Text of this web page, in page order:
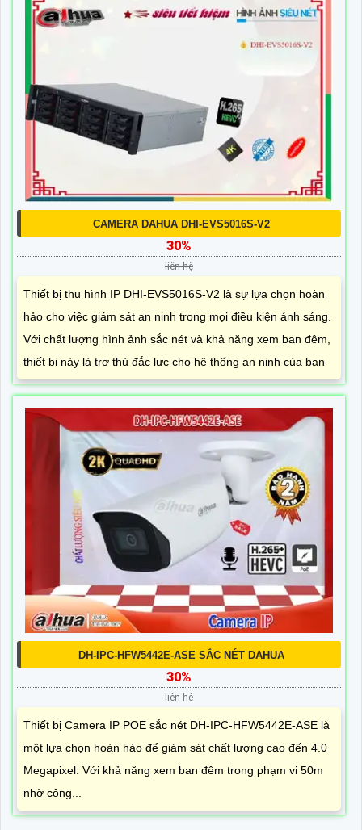
CAMERA DAHUA DHI-EVS5016S-V2
30%
liên hệ
Thiết bị thu hình IP DHI-EVS5016S-V2 là sự lựa chọn hoàn
hảo cho việc giám sát an ninh trong mọi điều kiện ánh sáng.
Với chất lượng hình ảnh sắc nét và khả năng xem ban đêm,
thiết bị này là trợ thủ đắc lực cho hệ thống an ninh của bạn
DH-IPC-HFW5442E-ASE SẮC NÉT DAHUA
30%
liên hệ
Thiết bị Camera IP POE sắc nét DH-IPC-HFW5442E-ASE là
một lựa chọn hoàn hảo để giám sát chất lượng cao đến 4.0
Megapixel. Với khả năng xem ban đêm trong phạm vi 50m
nhờ công...